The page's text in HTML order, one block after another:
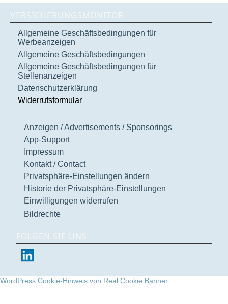
VERSICHERUNGSMONITOR
Allgemeine Geschäftsbedingungen für
Werbeanzeigen
Allgemeine Geschäftsbedingungen
Allgemeine Geschäftsbedingungen für
Stellenanzeigen
Datenschutzerklärung
Widerrufsformular
Anzeigen / Advertisements / Sponsorings
App-Support
Impressum
Kontakt / Contact
Privatsphäre-Einstellungen ändern
Historie der Privatsphäre-Einstellungen
Einwilligungen widerrufen
Bildrechte
FOLGEN SIE UNS
WordPress Cookie-Hinweis von Real Cookie Banner